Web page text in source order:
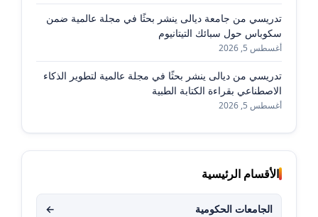
تدريسي من جامعة ديالى ينشر بحثًا في مجلة عالمية ضمن
سكوباس حول سبائك التيتانيوم
أغسطس 5, 2026
تدريسي من ديالى ينشر بحثًا في مجلة عالمية لتطوير الذكاء
الاصطناعي بقراءة الكتابة الطبية
أغسطس 5, 2026
الأقسام الرئيسية
الجامعات الحكومية ←